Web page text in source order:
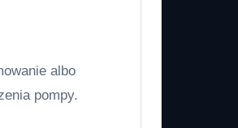
albo
pompy.